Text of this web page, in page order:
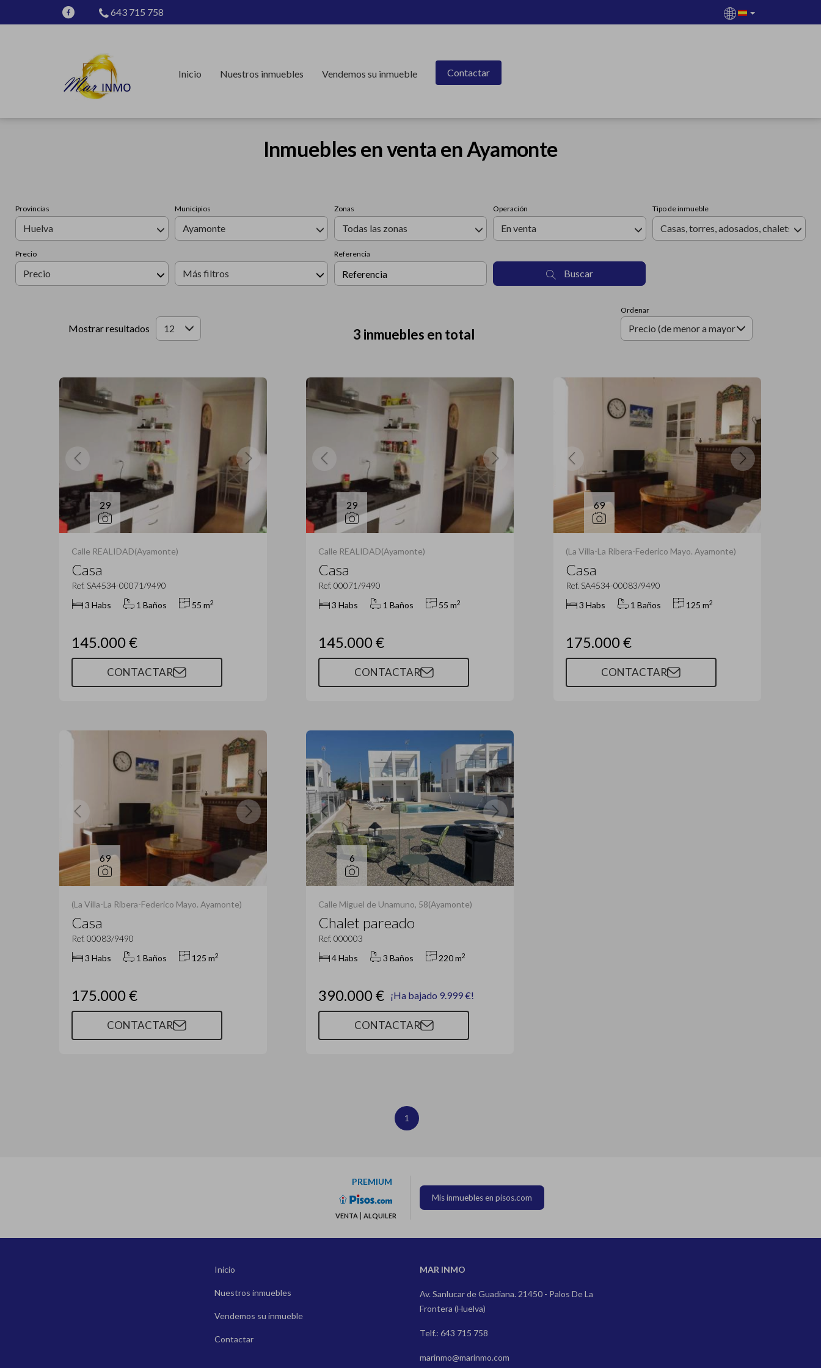
643 715 758
Inicio Nuestros inmuebles Vendemos su inmueble Contactar
Inmuebles en venta en Ayamonte
Provincias
Huelva
Municipios
Ayamonte
Zonas
Todas las zonas
Operación
En venta
Tipo de inmueble
Casas, torres, adosados, chalets
Precio
Precio Más filtros
Referencia
Buscar
3 inmuebles en total
Ordenar
Precio (de menor a mayor)
Mostrar resultados 12
29
Calle REALIDAD(Ayamonte)
Casa
Ref. SA4534-00071/9490
3 Habs
1 Baños 55 m2
145.000 €
CONTACTAR
29
Calle REALIDAD(Ayamonte)
Casa
Ref. 00071/9490
3 Habs
1 Baños 55 m2
145.000 €
CONTACTAR
69
(La Villa-La Ribera-Federico Mayo. Ayamonte)
Casa
Ref. SA4534-00083/9490
3 Habs
1 Baños 125 m2
175.000 €
CONTACTAR
69
(La Villa-La Ribera-Federico Mayo. Ayamonte)
Casa
Ref. 00083/9490
3 Habs
1 Baños 125 m2
175.000 €
CONTACTAR
6
Calle Miguel de Unamuno, 58(Ayamonte)
Chalet pareado
Ref. 000003
4 Habs
3 Baños 220 m2
390.000 € ¡Ha bajado 9.999 €!
CONTACTAR
1
PREMIUM
VENTA ALQUILER
Mis inmuebles en pisos.com
Inicio
Nuestros inmuebles
Vendemos su inmueble
Contactar
MAR INMO
Av. Sanlucar de Guadiana. 21450 - Palos De La
Frontera (Huelva)
Telf.: 643 715 758
marinmo@marinmo.com